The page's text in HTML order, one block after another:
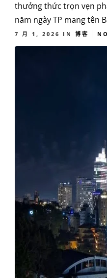
thưởng thức trọn vẹn
năm ngày TP mang tên
7 月 1, 2026 IN 博客